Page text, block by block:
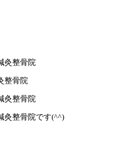
灸整骨院
整骨院
灸整骨院
整骨院です(^^)